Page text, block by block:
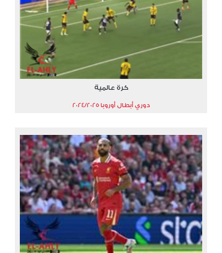
كرة عالمية
دوري أبطال أوروبا 2024/2025